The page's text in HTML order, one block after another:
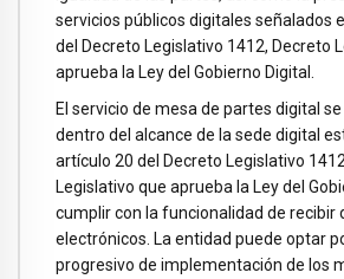
servicios públicos digitales señalados
del Decreto Legislativo 1412, Decreto
aprueba la Ley del Gobierno Digital.
El servicio de mesa de partes digital
dentro del alcance de la sede digital
artículo 20 del Decreto Legislativo
Legislativo que aprueba la Ley del
cumplir con la funcionalidad de recibir
electrónicos. La entidad puede optar
progresivo de implementación de los